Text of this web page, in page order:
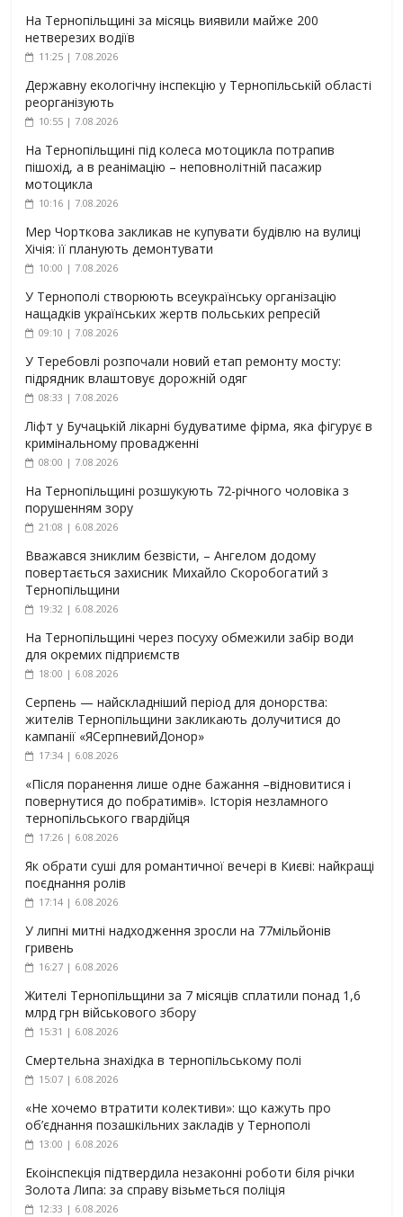
На Тернопільщині за місяць виявили майже 200
нетверезих водіїв
11:25 | 7.08.2026
Державну екологічну інспекцію у Тернопільській області
реорганізують
10:55 | 7.08.2026
На Тернопільщині під колеса мотоцикла потрапив
пішохід, а в реанімацію – неповнолітній пасажир
мотоцикла
10:16 | 7.08.2026
Мер Чорткова закликав не купувати будівлю на вулиці
Хічія: її планують демонтувати
10:00 | 7.08.2026
У Тернополі створюють всеукраїнську організацію
нащадків українських жертв польських репресій
09:10 | 7.08.2026
У Теребовлі розпочали новий етап ремонту мосту:
підрядник влаштовує дорожній одяг
08:33 | 7.08.2026
Ліфт у Бучацькій лікарні будуватиме фірма, яка фігурує в
кримінальному провадженні
08:00 | 7.08.2026
На Тернопільщині розшукують 72-річного чоловіка з
порушенням зору
21:08 | 6.08.2026
Вважався зниклим безвісти, – Ангелом додому
повертається захисник Михайло Скоробогатий з
Тернопільщини
19:32 | 6.08.2026
На Тернопільщині через посуху обмежили забір води
для окремих підприємств
18:00 | 6.08.2026
Серпень — найскладніший період для донорства:
жителів Тернопільщини закликають долучитися до
кампанії «ЯСерпневийДонор»
17:34 | 6.08.2026
«Після поранення лише одне бажання –відновитися і
повернутися до побратимів». Історія незламного
тернопільського гвардійця
17:26 | 6.08.2026
Як обрати суші для романтичної вечері в Києві: найкращі
поєднання ролів
17:14 | 6.08.2026
У липні митні надходження зросли на 77мільйонів
гривень
16:27 | 6.08.2026
Жителі Тернопільщини за 7 місяців сплатили понад 1,6
млрд грн військового збору
15:31 | 6.08.2026
Смертельна знахідка в тернопільському полі
15:07 | 6.08.2026
«Не хочемо втратити колективи»: що кажуть про
об’єднання позашкільних закладів у Тернополі
13:00 | 6.08.2026
Екоінспекція підтвердила незаконні роботи біля річки
Золота Липа: за справу візьметься поліція
12:33 | 6.08.2026